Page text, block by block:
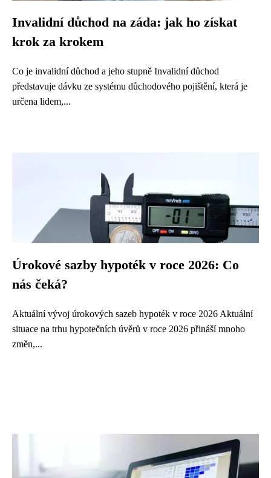
Invalidní důchod na záda: jak ho získat
krok za krokem
Co je invalidní důchod a jeho stupně Invalidní důchod
představuje dávku ze systému důchodového pojištění, která je
určena lidem,...
Úrokové sazby hypoték v roce 2026: Co
nás čeká?
Aktuální vývoj úrokových sazeb hypoték v roce 2026 Aktuální
situace na trhu hypotečních úvěrů v roce 2026 přináší mnoho
změn,...